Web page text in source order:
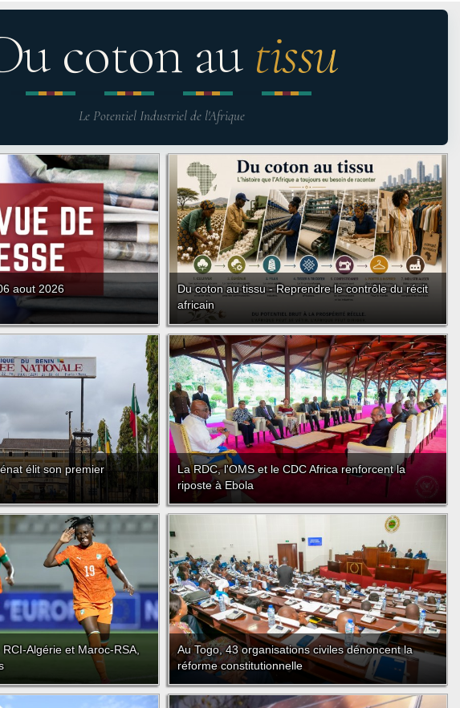
coton au tissu
Le Potentiel Industriel de l'Afrique
aout 2026
Du coton au tissu - Reprendre le contrôle du récit
africain
élit son premier
La RDC, l'OMS et le CDC Africa renforcent la
riposte à Ebola
Algérie et Maroc-RSA,
Au Togo, 43 organisations civiles dénoncent la
réforme constitutionnelle